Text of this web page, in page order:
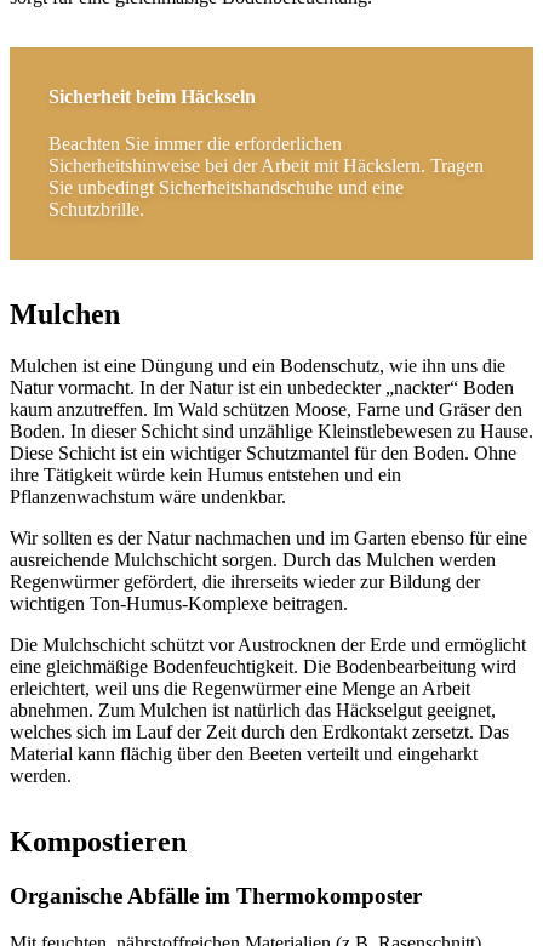
Sicherheit beim Häckseln
Beachten Sie immer die erforderlichen
Sicherheitshinweise bei der Arbeit mit Häckslern. Tragen
Sie unbedingt Sicherheitshandschuhe und eine
Schutzbrille.
Mulchen
Mulchen ist eine Düngung und ein Bodenschutz, wie ihn uns die
Natur vormacht. In der Natur ist ein unbedeckter „nackter“ Boden
kaum anzutreffen. Im Wald schützen Moose, Farne und Gräser den
Boden. In dieser Schicht sind unzählige Kleinstlebewesen zu Hause.
Diese Schicht ist ein wichtiger Schutzmantel für den Boden. Ohne
ihre Tätigkeit würde kein Humus entstehen und ein
Pflanzenwachstum wäre undenkbar.
Wir sollten es der Natur nachmachen und im Garten ebenso für eine
ausreichende Mulchschicht sorgen. Durch das Mulchen werden
Regenwürmer gefördert, die ihrerseits wieder zur Bildung der
wichtigen Ton-Humus-Komplexe beitragen.
Die Mulchschicht schützt vor Austrocknen der Erde und ermöglicht
eine gleichmäßige Bodenfeuchtigkeit. Die Bodenbearbeitung wird
erleichtert, weil uns die Regenwürmer eine Menge an Arbeit
abnehmen. Zum Mulchen ist natürlich das Häckselgut geeignet,
welches sich im Lauf der Zeit durch den Erdkontakt zersetzt. Das
Material kann flächig über den Beeten verteilt und eingeharkt
werden.
Kompostieren
Organische Abfälle im Thermokomposter